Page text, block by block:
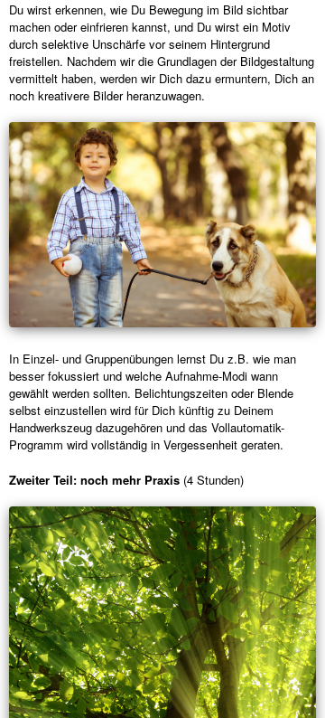
Du wirst erkennen, wie Du Bewegung im Bild sichtbar
machen oder einfrieren kannst, und Du wirst ein Motiv
durch selektive Unschärfe vor seinem Hintergrund
freistellen. Nachdem wir die Grundlagen der Bildgestaltung
vermittelt haben, werden wir Dich dazu ermuntern, Dich an
noch kreativere Bilder heranzuwagen.
In Einzel- und Gruppenübungen lernst Du z.B. wie man
besser fokussiert und welche Aufnahme-Modi wann
gewählt werden sollten. Belichtungszeiten oder Blende
selbst einzustellen wird für Dich künftig zu Deinem
Handwerkszeug dazugehören und das Vollautomatik-
Programm wird vollständig in Vergessenheit geraten.
Zweiter Teil: noch mehr Praxis (4 Stunden)